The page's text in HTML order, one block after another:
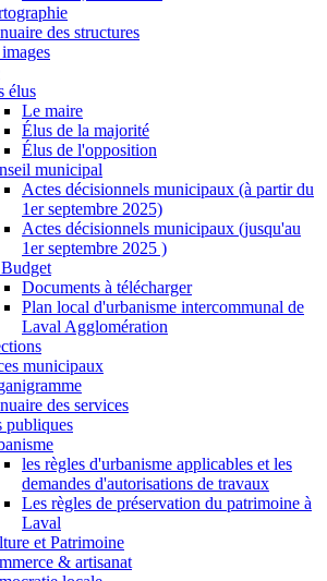
des structures
élus
Le maire
Élus de la majorité
Élus de l'opposition
municipal
Actes décisionnels municipaux (à partir du
1er septembre 2025)
Actes décisionnels municipaux (jusqu'au
1er septembre 2025 )
Documents à télécharger
Plan local d'urbanisme intercommunal de
Laval Agglomération
municipaux
des services
publiques
les règles d'urbanisme applicables et les
demandes d'autorisations de travaux
Les règles de préservation du patrimoine à
Laval
et Patrimoine
& artisanat